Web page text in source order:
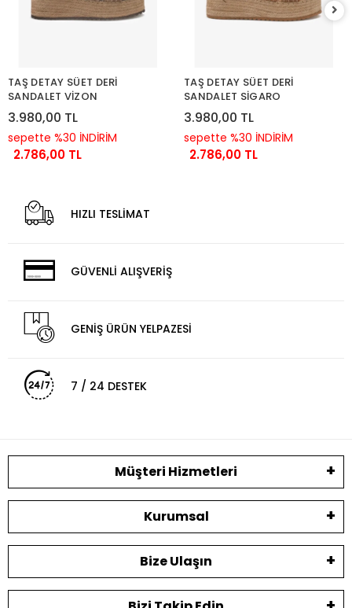
TAŞ DETAY SÜET DERİ
SANDALET VİZON
3.980,00 TL
sepette %30 İNDİRİM
2.786,00 TL
TAŞ DETAY SÜET DERİ
SANDALET SİGARO
3.980,00 TL
sepette %30 İNDİRİM
2.786,00 TL
HIZLI TESLİMAT
GÜVENLİ ALIŞVERİŞ
GENİŞ ÜRÜN YELPAZESİ
7 / 24 DESTEK
Müşteri Hizmetleri
Kurumsal
Bize Ulaşın